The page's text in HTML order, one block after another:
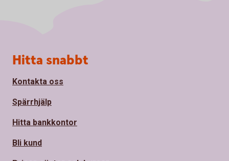
Sidfot
Hitta snabbt
Kontakta oss
Spärrhjälp
Hitta bankkontor
Bli kund